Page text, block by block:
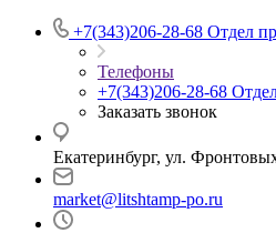
+7(343)206-28-68 Отдел
Телефоны
+7(343)206-28-68
Заказать звонок
Екатеринбург, ул.
market@litshtamp-po.ru